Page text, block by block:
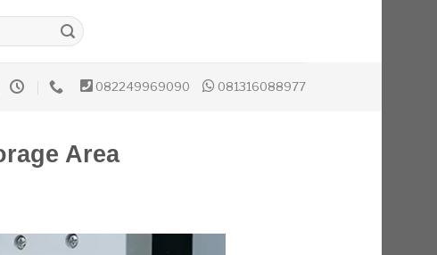
082249969090 081316088977
Area